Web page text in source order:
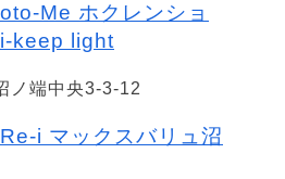
Me ホクレンショ
i-keep light
ノ端中央3-3-12
i マックスバリュ沼